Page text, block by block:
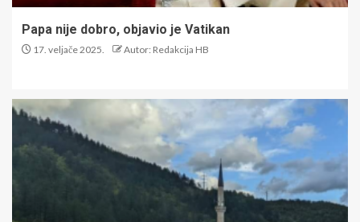
Papa nije dobro, objavio je Vatikan
17. veljače 2025. Autor: Redakcija HB